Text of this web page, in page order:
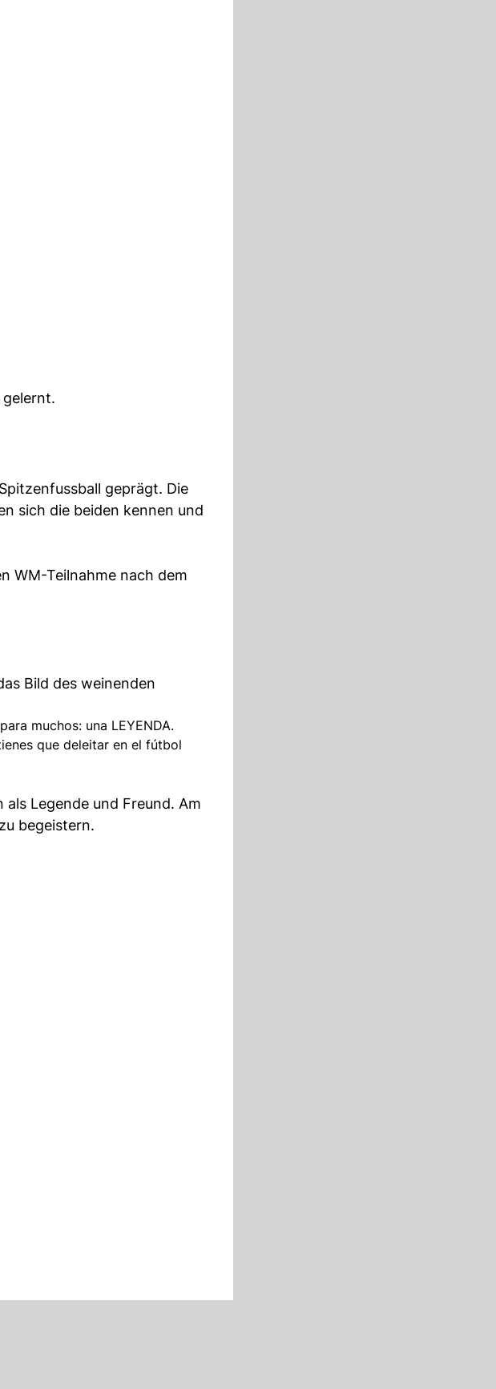
gelernt.
geprägt. Die
sich die beiden kennen und
WM-Teilnahme nach dem
Bild des weinenden
muchos: una LEYENDA.
que deleitar en el fútbol
Legende und Freund. Am
begeistern.